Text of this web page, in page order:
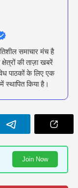
समाचार मंच है
की ताज़ा खबरें
पाठकों के लिए एक
किया है।
Join Now